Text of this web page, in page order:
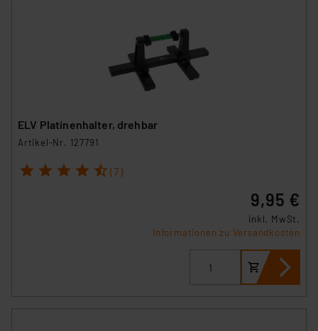
ELV Platinenhalter, drehbar
Artikel-Nr. 127791
1 2 3 4 5 (7)
9,95 €
inkl. MwSt.
Informationen zu Versandkosten